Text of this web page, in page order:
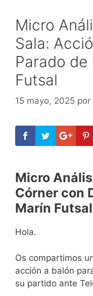
Micro
Sala:
Parado de
Futsal
15 mayo, 2025 por
Micro
Córner con
Marín
Hola.
Os compartimos
acción a balón
su partido ante